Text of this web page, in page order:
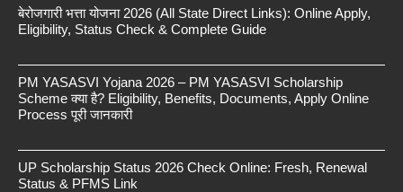
बेरोजगारी भत्ता योजना 2026 (All State Direct Links): Online Apply,
Eligibility, Status Check & Complete Guide
PM YASASVI Yojana 2026 – PM YASASVI Scholarship
Scheme क्या है? Eligibility, Benefits, Documents, Apply Online
Process पूरी जानकारी
UP Scholarship Status 2026 Check Online: Fresh, Renewal
Status & PFMS Link